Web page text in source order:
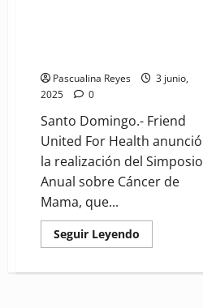
Pascualina Reyes
3 junio,
2025
0
Santo Domingo.- Friend
United For Health anunció
la realización del Simposio
Anual sobre Cáncer de
Mama, que...
Seguir Leyendo
more
United